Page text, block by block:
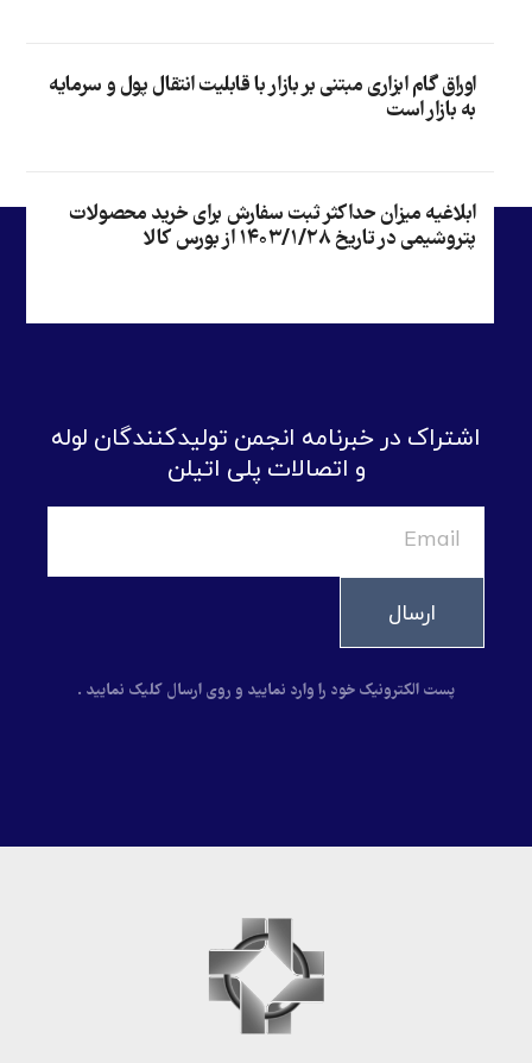
اوراق گام ابزاری مبتنی بر بازار با قابلیت انتقال پول و سرمایه
به بازار است
ابلاغیه میزان حداکثر ثبت سفارش برای خرید محصولات
پتروشیمی در تاریخ ۱۴۰۳/۱/۲۸ از بورس کالا
اشتراک در خبرنامه انجمن تولیدکنندگان لوله
و اتصالات پلی اتیلن
ارسال
پست الکترونیک خود را وارد نمایید و روی ارسال کلیک نمایید .